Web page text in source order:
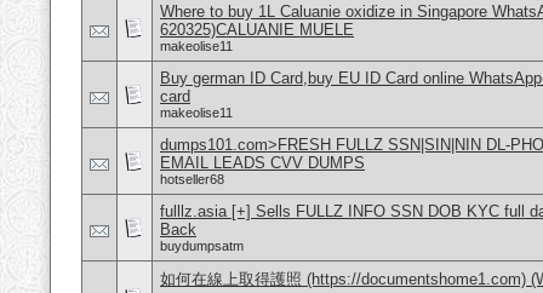
Where to buy 1L Caluanie oxidize in Singapore
620325)CALUANIE MUELE
makeolise11
Buy german ID Card,buy EU ID Card online
card
makeolise11
dumps101.com>FRESH FULLZ SSN|SIN|NIN DL-
EMAIL LEADS CVV DUMPS
hotseller68
fulllz.asia [+] Sells FULLZ INFO SSN DOB KYC full
Back
buydumpsatm
如何在線上取得護照 (https://documentshome1.com)